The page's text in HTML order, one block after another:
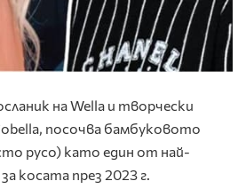
на Wella и творчески
посочва бамбуковото
русо) като един от най-
косата през 2023 г.